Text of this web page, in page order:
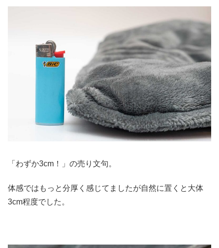
「わずか3cm！」の売り文句。
体感ではもっと分厚く感じてましたが自然に置くと大体
3cm程度でした。